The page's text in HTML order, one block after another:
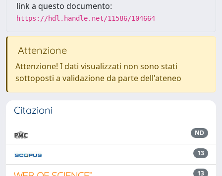
link a questo documento:
https://hdl.handle.net/11586/104664
Attenzione
Attenzione! I dati visualizzati non sono stati
sottoposti a validazione da parte dell'ateneo
Citazioni
ND
13
13